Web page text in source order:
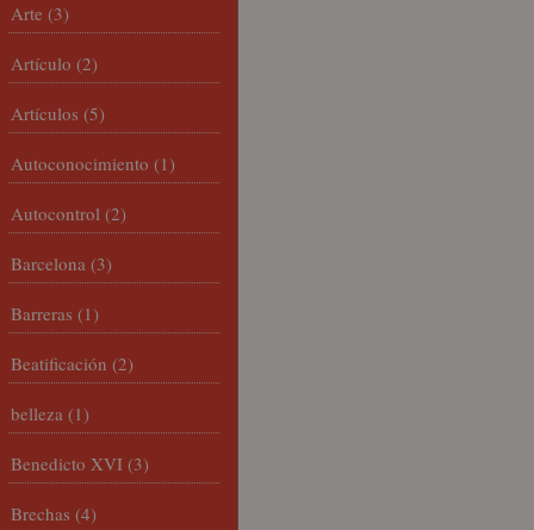
Arte (3)
Artículo (2)
Artículos (5)
Autoconocimiento (1)
Autocontrol (2)
Barcelona (3)
Barreras (1)
Beatificación (2)
belleza (1)
Benedicto XVI (3)
Brechas (4)